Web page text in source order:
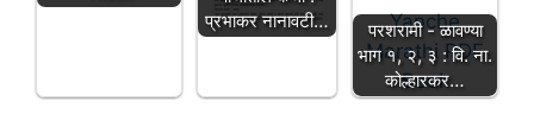
प्रभाकर नानावटी…
परशरामी - ळावण्या
भाग १, २, ३ : वि. ना.
कोल्हारकर…